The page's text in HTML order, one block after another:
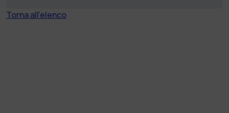
Torna all'elenco